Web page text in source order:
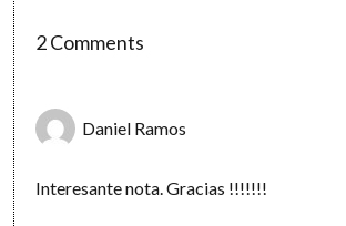
2 Comments
Daniel Ramos
Interesante nota. Gracias !!!!!!!